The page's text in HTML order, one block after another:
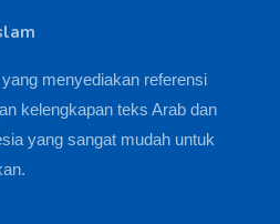
menyediakan referensi
kelengkapan teks Arab dan
yang sangat mudah untuk